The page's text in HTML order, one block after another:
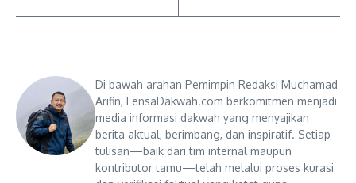
Di bawah arahan Pemimpin Redaksi Muchamad
Arifin, LensaDakwah.com berkomitmen menjadi
media informasi dakwah yang menyajikan
berita aktual, berimbang, dan inspiratif. Setiap
tulisan—baik dari tim internal maupun
kontributor tamu—telah melalui proses kurasi